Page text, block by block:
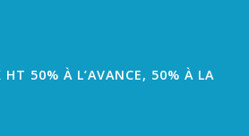
HT 50% À L’AVANCE, 50% À LA